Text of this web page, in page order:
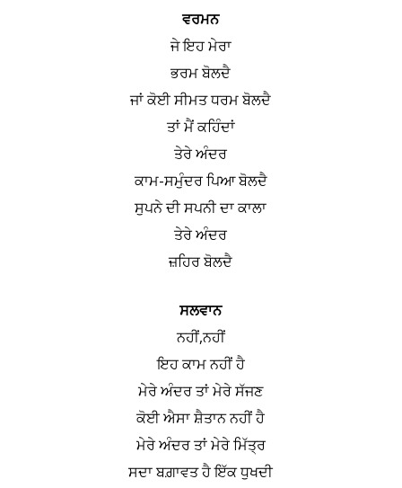
ਵਰਮਨ
ਜੇ ਇਹ ਮੇਰਾ
ਭਰਮ ਬੋਲਦੈ
ਜਾਂ ਕੋਈ ਸੀਮਤ ਧਰਮ ਬੋਲਦੈ
ਤਾਂ ਮੈਂ ਕਹਿੰਦਾਂ
ਤੇਰੇ ਅੰਦਰ
ਕਾਮ-ਸਮੁੰਦਰ ਪਿਆ ਬੋਲਦੈ
ਸੁਪਨੇ ਦੀ ਸਪਨੀ ਦਾ ਕਾਲਾ
ਤੇਰੇ ਅੰਦਰ
ਜ਼ਹਿਰ ਬੋਲਦੈ
ਸਲਵਾਨ
ਨਹੀਂ,ਨਹੀਂ
ਇਹ ਕਾਮ ਨਹੀਂ ਹੈ
ਮੇਰੇ ਅੰਦਰ ਤਾਂ ਮੇਰੇ ਸੱਜਣ
ਕੋਈ ਐਸਾ ਸ਼ੈਤਾਨ ਨਹੀਂ ਹੈ
ਮੇਰੇ ਅੰਦਰ ਤਾਂ ਮੇਰੇ ਮਿੱਤ੍ਰ
ਸਦਾ ਬਗ਼ਾਵਤ ਹੈ ਇੱਕ ਧੁਖਦੀ